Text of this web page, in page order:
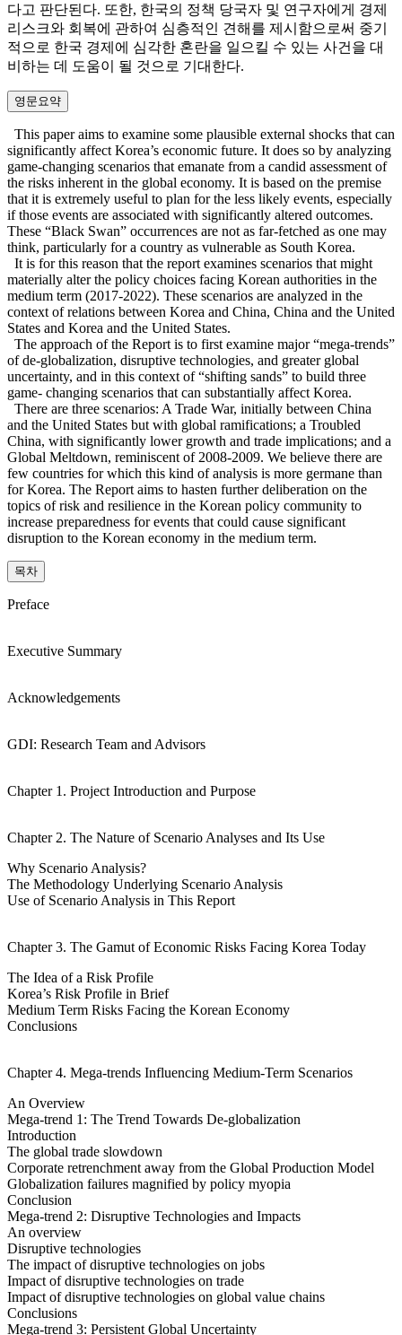
다고 판단된다. 또한, 한국의 정책 당국자 및 연구자에게 경제
리스크와 회복에 관하여 심층적인 견해를 제시함으로써 중기
적으로 한국 경제에 심각한 혼란을 일으킬 수 있는 사건을 대
비하는 데 도움이 될 것으로 기대한다.
영문요약
This paper aims to examine some plausible external shocks that can
significantly affect Korea’s economic future. It does so by analyzing
game-changing scenarios that emanate from a candid assessment of
the risks inherent in the global economy. It is based on the premise
that it is extremely useful to plan for the less likely events, especially
if those events are associated with significantly altered outcomes.
These “Black Swan” occurrences are not as far-fetched as one may
think, particularly for a country as vulnerable as South Korea.
It is for this reason that the report examines scenarios that might
materially alter the policy choices facing Korean authorities in the
medium term (2017-2022). These scenarios are analyzed in the
context of relations between Korea and China, China and the United
States and Korea and the United States.
The approach of the Report is to first examine major “mega-trends”
of de-globalization, disruptive technologies, and greater global
uncertainty, and in this context of “shifting sands” to build three
game- changing scenarios that can substantially affect Korea.
There are three scenarios: A Trade War, initially between China
and the United States but with global ramifications; a Troubled
China, with significantly lower growth and trade implications; and a
Global Meltdown, reminiscent of 2008-2009. We believe there are
few countries for which this kind of analysis is more germane than
for Korea. The Report aims to hasten further deliberation on the
topics of risk and resilience in the Korean policy community to
increase preparedness for events that could cause significant
disruption to the Korean economy in the medium term.
목차
Preface
Executive Summary
Acknowledgements
GDI: Research Team and Advisors
Chapter 1. Project Introduction and Purpose
Chapter 2. The Nature of Scenario Analyses and Its Use
Why Scenario Analysis?
The Methodology Underlying Scenario Analysis
Use of Scenario Analysis in This Report
Chapter 3. The Gamut of Economic Risks Facing Korea Today
The Idea of a Risk Profile
Korea’s Risk Profile in Brief
Medium Term Risks Facing the Korean Economy
Conclusions
Chapter 4. Mega-trends Influencing Medium-Term Scenarios
An Overview
Mega-trend 1: The Trend Towards De-globalization
Introduction
The global trade slowdown
Corporate retrenchment away from the Global Production Model
Globalization failures magnified by policy myopia
Conclusion
Mega-trend 2: Disruptive Technologies and Impacts
An overview
Disruptive technologies
The impact of disruptive technologies on jobs
Impact of disruptive technologies on trade
Impact of disruptive technologies on global value chains
Conclusions
Mega-trend 3: Persistent Global Uncertainty